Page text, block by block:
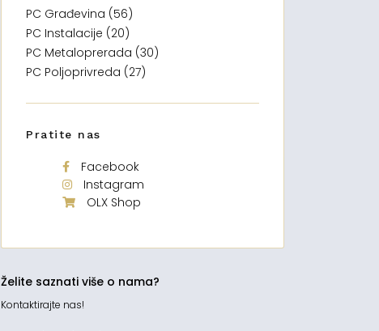
PC Građevina (56)
PC Instalacije (20)
PC Metaloprerada (30)
PC Poljoprivreda (27)
Pratite nas
Facebook
Instagram
OLX Shop
Želite saznati više o nama?
Kontaktirajte nas!